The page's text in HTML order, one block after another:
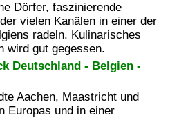
Dörfer, faszinierende
vielen Kanälen in einer der
radeln. Kulinarisches
wird gut gegessen.
Deutschland - Belgien -
Aachen, Maastricht und
Europas und in einer